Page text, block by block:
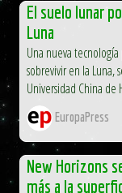
El suelo lunar
Luna
Una nueva
sobrevivir en la Luna,
Universidad China de
EuropaPress
New Horizons
más a la